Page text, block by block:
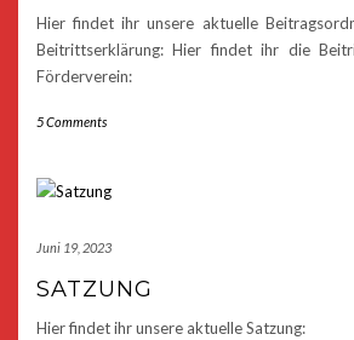
Hier findet ihr unsere aktuelle
Beitrittserklärung: Hier findet ihr die
Förderverein:
5 Comments
Juni 19, 2023
SATZUNG
Hier findet ihr unsere aktuelle Satzung: